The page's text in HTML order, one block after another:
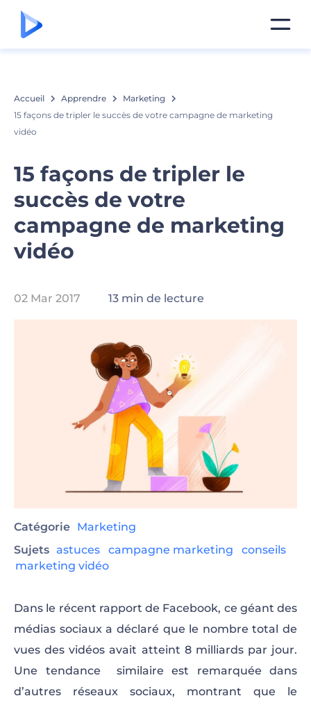
Accueil Apprendre
Marketing
15 façons de tripler le succès de votre campagne de marketing
vidéo
15 façons de tripler le
succès de votre
campagne de marketing
vidéo
02 Mar 2017 13 min de lecture
Catégorie Marketing
Sujets astuces campagne marketing
conseils
marketing vidéo
Dans le récent rapport de Facebook, ce géant des
médias sociaux a déclaré que le nombre total de
vues des vidéos avait atteint 8 milliards par jour.
Une tendance similaire est remarquée dans
d’autres réseaux sociaux, montrant que le